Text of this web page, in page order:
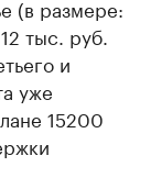
(в размере:
тыс. руб.
и
уже
15200